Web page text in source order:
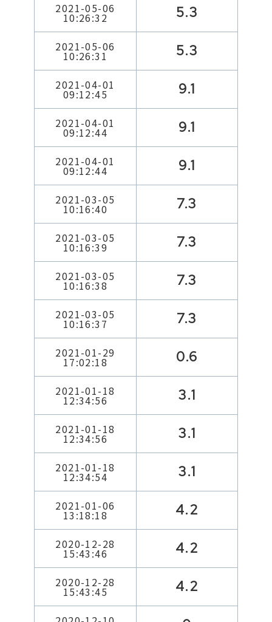
2021-05-06
10:26:32 5.3
2021-05-06
10:26:31 5.3
2021-04-01
09:12:45 9.1
2021-04-01
09:12:44 9.1
2021-04-01
09:12:44 9.1
2021-03-05
10:16:40 7.3
2021-03-05
10:16:39 7.3
2021-03-05
10:16:38 7.3
2021-03-05
10:16:37 7.3
2021-01-29
17:02:18 0.6
2021-01-18
12:34:56 3.1
2021-01-18
12:34:56 3.1
2021-01-18
12:34:54 3.1
2021-01-06
13:18:18 4.2
2020-12-28
15:43:46 4.2
2020-12-28
15:43:45 4.2